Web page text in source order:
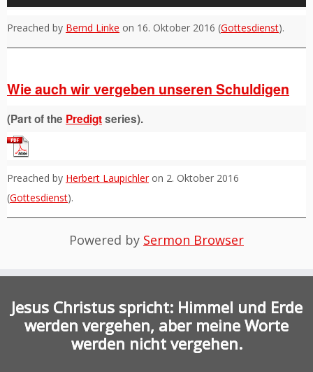
Player
Preached by Bernd Linke on 16. Oktober 2016 (Gottesdienst).
Wie auch wir vergeben unseren Schuldigen
(Part of the Predigtseries).
Preached by Herbert Laupichleron 2. Oktober 2016
(Gottesdienst).
Powered by Sermon Browser
Jesus Christus spricht: Himmel und Erde
werden vergehen, aber meine Worte
werden nicht vergehen.